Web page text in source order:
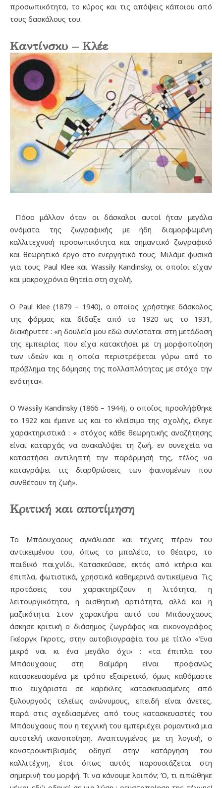
προσωπικότητα, το κύρος και τις απόψεις κάποιου από
τους δασκάλους του.
Καντίνσκυ – Κλέε
Πόσο μάλλον όταν οι δάσκαλοι αυτοί ήταν μεγάλα
ονόματα της ζωγραφικής με ήδη διαμορφωμένη
καλλιτεχνική προσωπικότητα και σημαντικό ζωγραφικό
και θεωρητικό έργο στο ενεργητικό τους. Μιλάμε φυσικά
για τους Paul Klee και Wassily Kandinsky, οι οποίοι είχαν
και μακροχρόνια θητεία στη σχολή.
Ο Paul Klee (1879 – 1940), ο οποίος χρήστηκε δάσκαλος
της φόρμας και δίδαξε από το 1920 ως το 1931,
διακήρυττε : «η δουλεία μου εδώ συνίσταται στη μετάδοση
της εμπειρίας που είχα κατακτήσει με τη μορφοποίηση
των ιδεών και η οποία περιστρέφεται γύρω από το
πρόβλημα της δόμησης της πολλαπλότητας με στόχο την
ενότητα».
Ο Wassily Kandinsky (1866 – 1944), ο οποίος προσλήφθηκε
το 1922 και έμεινε ως και το κλείσιμο της σχολής, έλεγε
χαρακτηριστικά : « στόχος κάθε θεωρητικής αναζήτησης
είναι καταρχάς να ανακαλύψει τη ζωή, εν συνεχεία να
καταστήσει αντιληπτή την παρόρμησή της, τέλος να
καταγράψει τις διαρθρώσεις των φαινομένων που
συνθέτουν τη ζωή».
Κριτική και αποτίμηση
Το Μπάουχαους αγκάλιασε και τέχνες πέραν του
αντικειμένου του, όπως το μπαλέτο, το θέατρο, το
παιδικό παιχνίδι. Κατασκεύασε, εκτός από κτήρια και
έπιπλα, φωτιστικά, χρηστικά καθημερινά αντικείμενα. Τις
προτάσεις του χαρακτηρίζουν η λιτότητα, η
λειτουργικότητα, η αισθητική αρτιότητα, αλλά και η
μαζικότητα. Στον χαρακτήρα αυτό του Μπάουχαους
άσκησε κριτική ο διάσημος ζωγράφος και εικονογράφος
Γκέοργκ Γκροτς, στην αυτοβιογραφία του με τίτλο «Ένα
μικρό ναι κι ένα μεγάλο όχι» : «τα έπιπλα του
Μπάουχαους στη Βαϊμάρη είναι προφανώς
κατασκευασμένα με τρόπο εξαιρετικό, όμως καθόμαστε
πιο ευχάριστα σε καρέκλες κατασκευασμένες από
ξυλουργούς τελείως ανώνυμους, επειδή είναι άνετες,
παρά στις σχεδιασμένες από τους κατασκευαστές του
Μπάουχαους που η τεχνική του εμπεριέχει ρομαντικά μια
αυτοτελή ικανοποίηση. Αναπτυγμένος με τη λογική, ο
κονστρουκτιβισμός οδηγεί στην κατάργηση του
καλλιτέχνη, έτσι όπως αυτός παρουσιάζεται στη
σημερινή του μορφή. Τι να κάνουμε λοιπόν; Ό, τι ειπώθηκε